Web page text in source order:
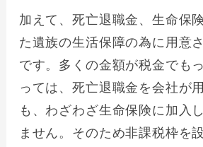
加えて、死亡退職金、生命保
た遺族の生活保障の為に用意
です。多くの金額が税金でも
っては、死亡退職金を会社が
も、わざわざ生命保険に加入
ません。そのため非課税枠を